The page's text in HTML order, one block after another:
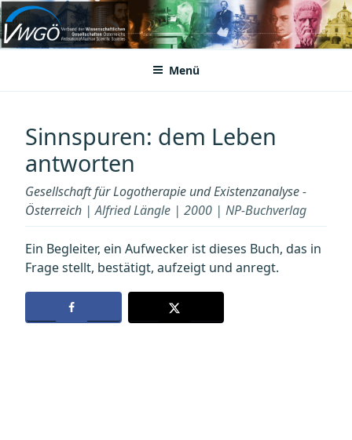
Zum
Inhalt
springenVWGÖ
Federation of Austrian Scientific Societies
Menü
Sinnspuren: dem Leben
antworten
Gesellschaft für Logotherapie und Existenzanalyse -
Österreich | Alfried Längle | 2000 | NP-Buchverlag
Ein Begleiter, ein Aufwecker ist dieses Buch, das in
Frage stellt, bestätigt, aufzeigt und anregt.